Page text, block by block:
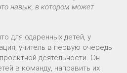
навык, в котором может
для одаренных детей, у
учитель в первую очередь
деятельности. Он
в команду, направить их